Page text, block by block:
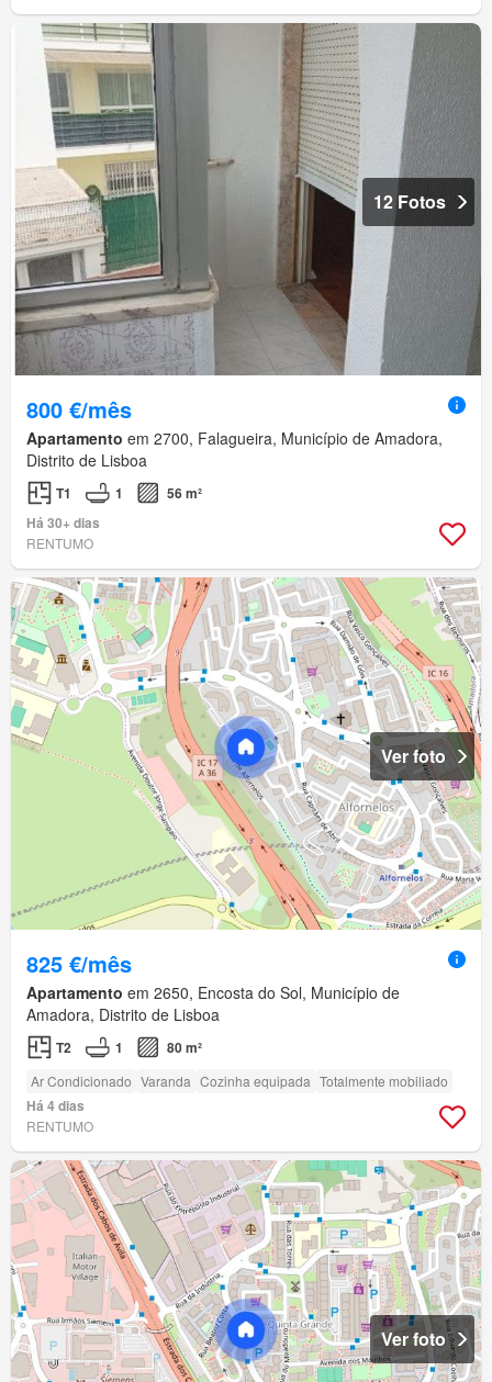
12 Fotos
800 €/mês
Apartamento em 2700, Falagueira, Município de Amadora,
Distrito de Lisboa
T1 1
56 m²
Há 30+ dias
RENTUMO
Ver foto
825 €/mês
Apartamento em 2650, Encosta do Sol, Município de
Amadora, Distrito de Lisboa
T2 1 80 m²
Ar Condicionado Varanda Cozinha equipada Totalmente mobiliado
Há 4 dias
RENTUMO
Ver foto